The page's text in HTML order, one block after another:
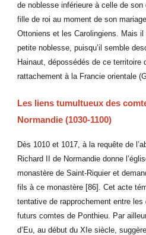
de noblesse inférieure à celle de son
fille de roi au moment de son
Ottoniens et les Carolingiens. Mais il
petite noblesse, puisqu’il semble
Hainaut, dépossédés de ce territoire
rattachement à la Francie orientale
Les liens tumultueux des
Normandie (1030-1100)
Dès 1010 et 1017, à la requête de
Richard II de Normandie donne
monastère de Saint-Riquier et
fils à ce monastère [86]. Cet acte
tentative de rapprochement entre
futurs comtes de Ponthieu. Par
d’Eu, au début du XIe siècle,